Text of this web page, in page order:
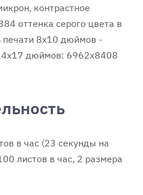
контрастное
оттенка серого цвета в
печати 8х10 дюймов -
дюймов: 6962х8408
в час (23 секунды на
листов в час, 2 размера